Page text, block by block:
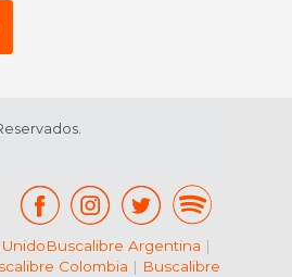
Buscalibre Argentina |
Colombia | Buscalibre